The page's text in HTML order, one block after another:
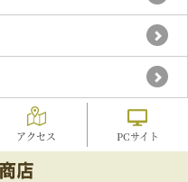
アクセス PCサイト